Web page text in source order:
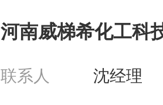
;1g;2.5g ;5g
我司对高校及
工作中有用到
河南威梯希化工科
联系人 沈经理